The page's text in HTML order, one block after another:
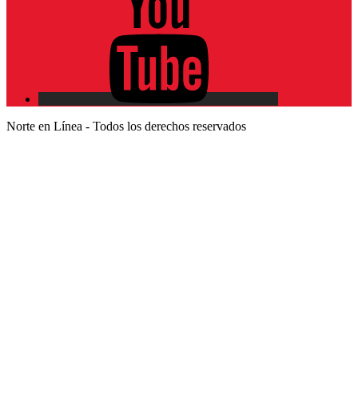
Norte en Línea - Todos los derechos reservados